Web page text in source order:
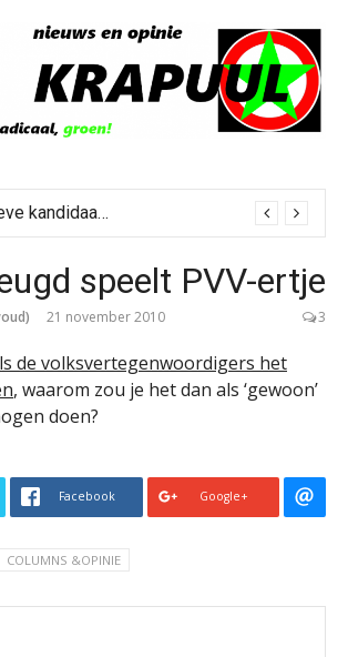
Progressieve kandidaat El-Sayed senaatskandidaat Michigan
speelt PVV-ertje
21 november 2010 3
de volksvertegenwoordigers het
, waarom zou je het dan als ‘gewoon’
doen?
Facebook Google+
COLUMNS &OPINIE